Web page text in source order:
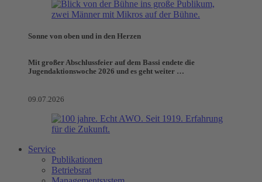
Sonne von oben und in den Herzen
Mit großer Abschlussfeier auf dem Bassi endete die
Jugendaktionswoche 2026 und es geht weiter …
09.07.2026
Service
Publikationen
Betriebsrat